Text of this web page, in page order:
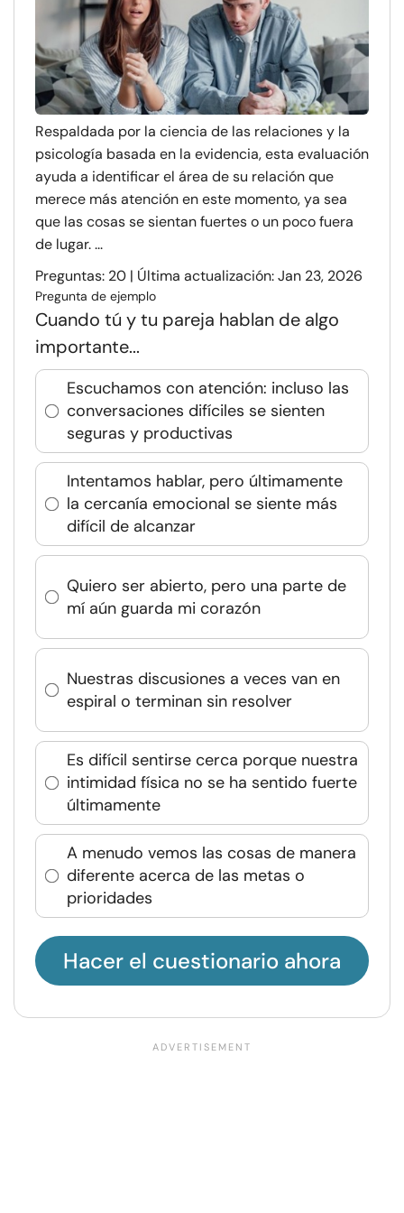
Respaldada por la ciencia de las relaciones y la
psicología basada en la evidencia, esta evaluación
ayuda a identificar el área de su relación que
merece más atención en este momento, ya sea
que las cosas se sientan fuertes o un poco fuera
de lugar. ...
Preguntas: 20 | Última actualización: Jan 23, 2026
Pregunta de ejemplo
Cuando tú y tu pareja hablan de algo
importante...
Escuchamos con atención: incluso las
conversaciones difíciles se sienten
seguras y productivas
Intentamos hablar, pero últimamente
la cercanía emocional se siente más
difícil de alcanzar
Quiero ser abierto, pero una parte de
mí aún guarda mi corazón
Nuestras discusiones a veces van en
espiral o terminan sin resolver
Es difícil sentirse cerca porque nuestra
intimidad física no se ha sentido fuerte
últimamente
A menudo vemos las cosas de manera
diferente acerca de las metas o
prioridades
Hacer el cuestionario ahora